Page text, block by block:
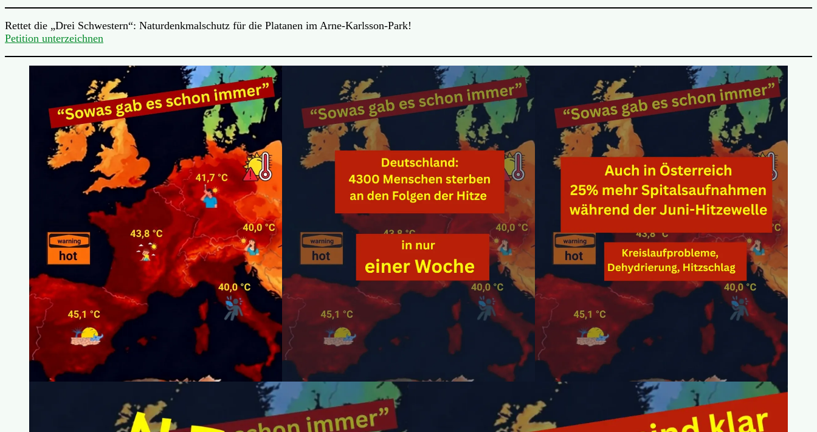
Rettet die „Drei Schwestern“: Naturdenkmalschutz für die Platanen im Arne-Karlsson-Park!
Petition unterzeichnen